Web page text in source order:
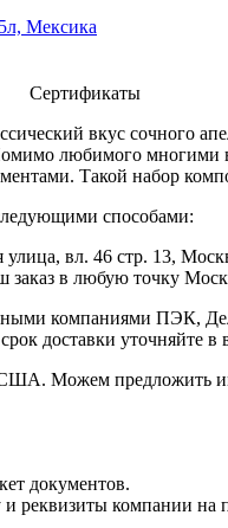
Сертификаты
вкус сочного
любимого многими
Такой набор
способами:
вл. 46 стр. 13,
заказ в любую точку
компаниями ПЭК,
доставки уточняйте
Можем предложить
документов.
и реквизиты компании на